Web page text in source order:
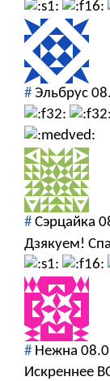
# Эльбрус
# Сэрцайка
Дзякуем!
# Нежна
Искреннее